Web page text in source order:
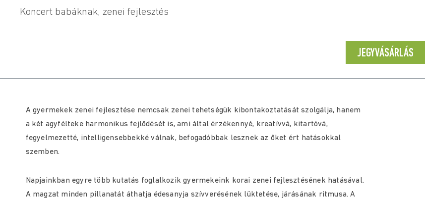
Koncert babáknak, zenei fejlesztés
JEGYVÁSÁRLÁS
A gyermekek zenei fejlesztése nemcsak zenei tehetségük kibontakoztatását szolgálja, hanem
a két agyfélteke harmonikus fejlődését is, ami által érzékennyé, kreatívvá, kitartóvá,
fegyelmezetté, intelligensebbekké válnak, befogadóbbak lesznek az őket ért hatásokkal
szemben.
Napjainkban egyre több kutatás foglalkozik gyermekeink korai zenei fejlesztésének hatásával.
A magzat minden pillanatát áthatja édesanyja szívverésének lüktetése, járásának ritmusa. A